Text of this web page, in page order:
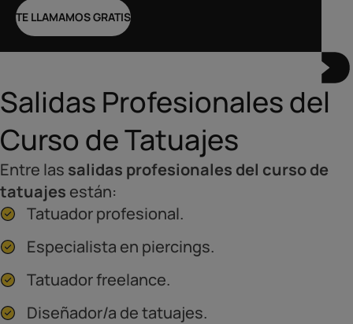
TE LLAMAMOS GRATIS
Salidas Profesionales del
Curso de Tatuajes
Entre las salidas profesionales del curso de
tatuajes están:
Tatuador profesional.
Especialista en piercings.
Tatuador freelance.
Diseñador/a de tatuajes.